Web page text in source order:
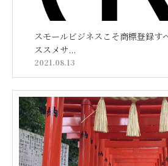
スモールビジネスこそ商標登録す
ススメサ...
2021.08.13